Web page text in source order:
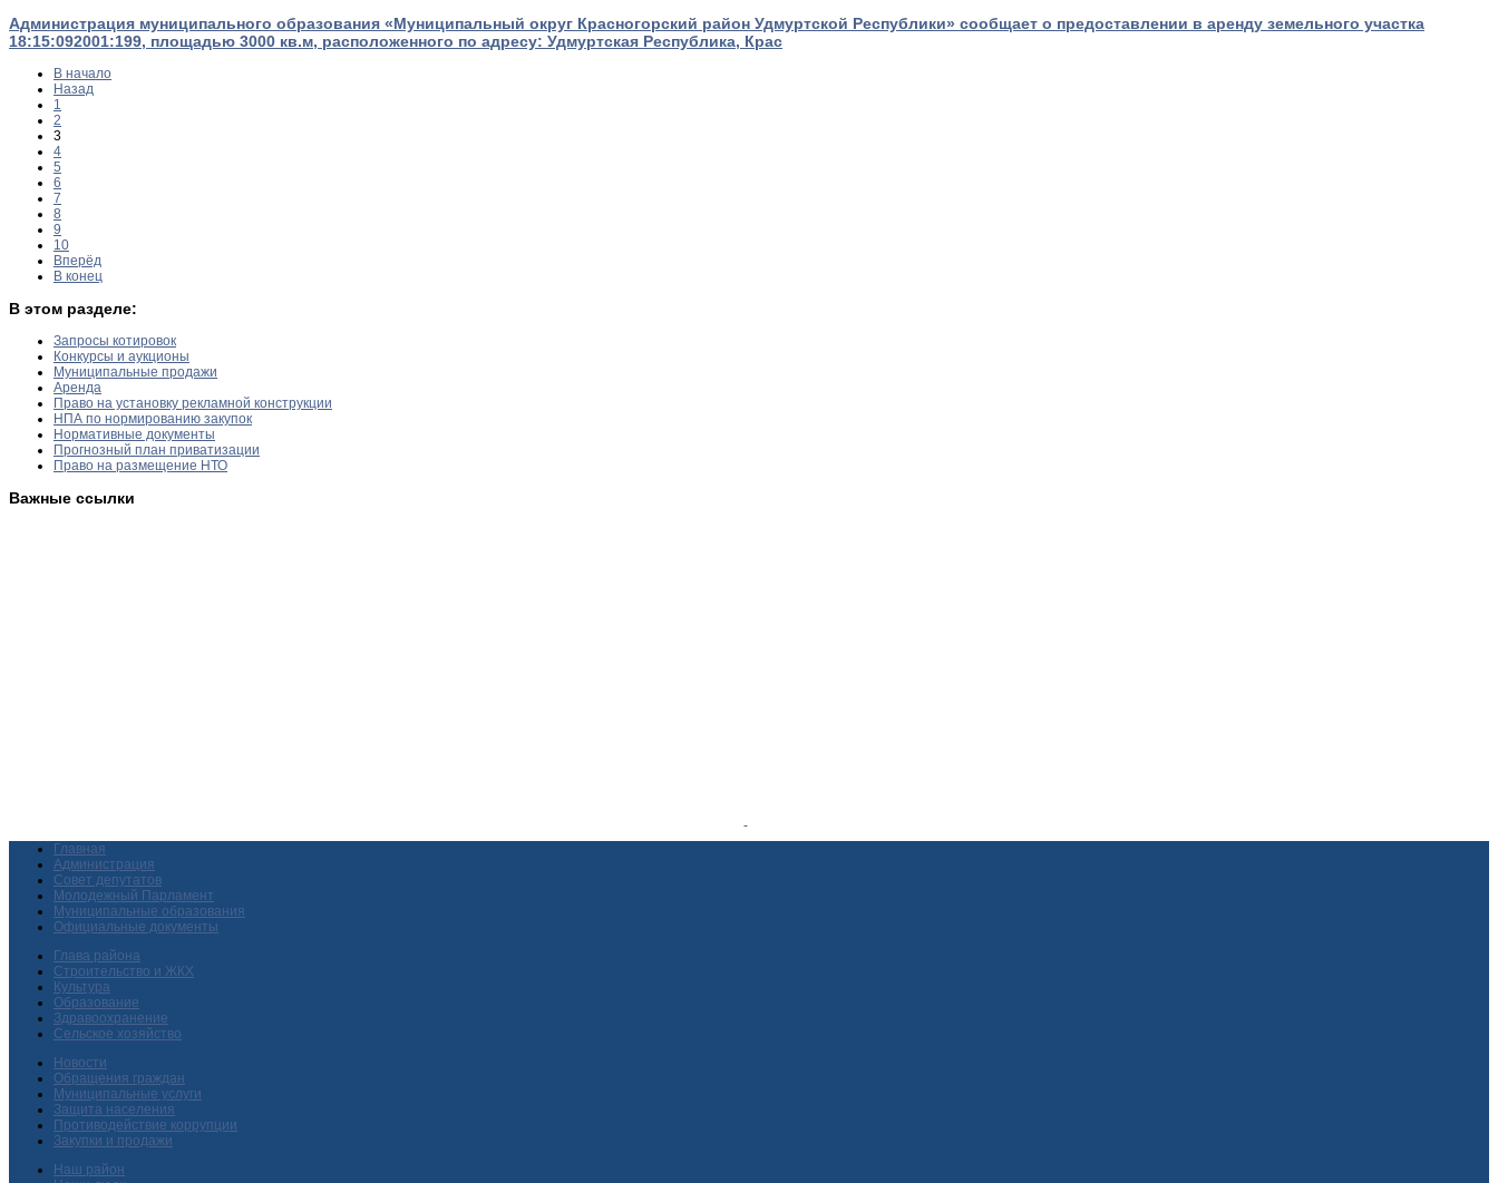
Администрация муниципального образования «Муниципальный округ Красногорский район Удмуртской Республики» сообщает о предоставлении в аренду земельного участка
18:15:092001:199, площадью 3000 кв.м, расположенного по адресу: Удмуртская Республика, Крас
В начало
Назад
1
2
3
4
5
6
7
8
9
10
Вперёд
В конец
В этом разделе:
Запросы котировок
Конкурсы и аукционы
Муниципальные продажи
Аренда
Право на установку рекламной конструкции
НПА по нормированию закупок
Нормативные документы
Прогнозный план приватизации
Право на размещение НТО
Важные ссылки
Главная
Администрация
Совет депутатов
Молодежный Парламент
Муниципальные образования
Официальные документы
Глава района
Строительство и ЖКХ
Культура
Образование
Здравоохранение
Сельское хозяйство
Новости
Обращения граждан
Муниципальные услуги
Защита населения
Противодействие коррупции
Закупки и продажи
Наш район